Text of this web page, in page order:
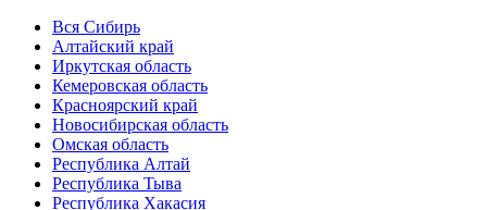
Вся Сибирь
Алтайский край
Иркутская область
Кемеровская область
Красноярский край
Новосибирская область
Омская область
Республика Алтай
Республика Тыва
Республика Хакасия